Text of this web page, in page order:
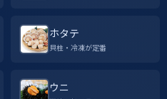
ホタテ
貝柱・冷凍が定番
ウニ